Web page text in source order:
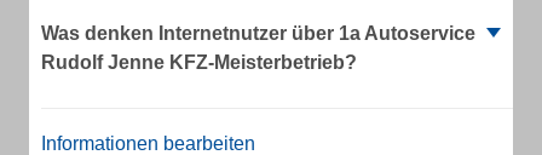
Was denken Internetnutzer über 1a Autoservice
Rudolf Jenne KFZ-Meisterbetrieb?
Informationen bearbeiten